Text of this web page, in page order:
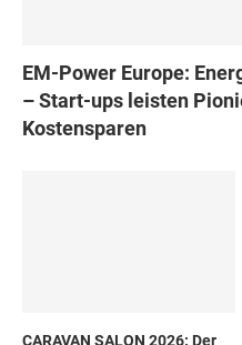
EM-Power Europe:
– Start-ups leisten
Kostensparen
CARAVAN SALON 2026: Der